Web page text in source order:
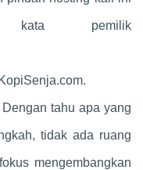
kata pemilik
tahu apa yang
tidak ada ruang
mengembangkan